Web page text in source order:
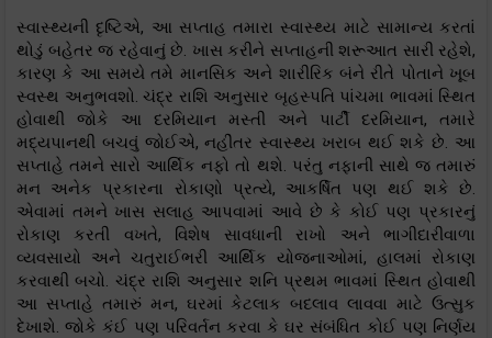
સ્વાસ્થ્યની દૃષ્ટિએ, આ સપ્તાહ તમારા સ્વાસ્થ્ય માટે સામાન્ય કરતાં
થોડું બહેતર જ રહેવાનું છે. ખાસ કરીને સપ્તાહની શરૂઆત સારી રહેશે,
કારણ કે આ સમયે તમે માનસિક અને શારીરિક બંને રીતે પોતાને ખૂબ
સ્વસ્થ અનુભવશો. ચંદ્ર રાશિ અનુસાર બૃહસ્પતિ પાંચમા ભાવમાં સ્થિત
હોવાથી જોકે આ દરમિયાન મસ્તી અને પાર્ટી દરમિયાન, તમારે
મદ્યપાનથી બચવું જોઈએ, નહીંતર સ્વાસ્થ્ય ખરાબ થઈ શકે છે. આ
સપ્તાહે તમને સારો આર્થિક નફો તો થશે. પરંતુ નફાની સાથે જ તમારું
મન અનેક પ્રકારના રોકાણો પ્રત્યે, આકર્ષિત પણ થઈ શકે છે.
એવામાં તમને ખાસ સલાહ આપવામાં આવે છે કે કોઈ પણ પ્રકારનું
રોકાણ કરતી વખતે, વિશેષ સાવધાની રાખો અને ભાગીદારીવાળા
વ્યવસાયો અને ચતુરાઈભરી આર્થિક યોજનાઓમાં, હાલમાં રોકાણ
કરવાથી બચો. ચંદ્ર રાશિ અનુસાર શનિ પ્રથમ ભાવમાં સ્થિત હોવાથી
આ સપ્તાહે તમારું મન, ઘરમાં કેટલાક બદલાવ લાવવા માટે ઉત્સુક
દેખાશે. જોકે કંઈ પણ પરિવર્તન કરવા કે ઘર સંબંધિત કોઈ પણ નિર્ણય